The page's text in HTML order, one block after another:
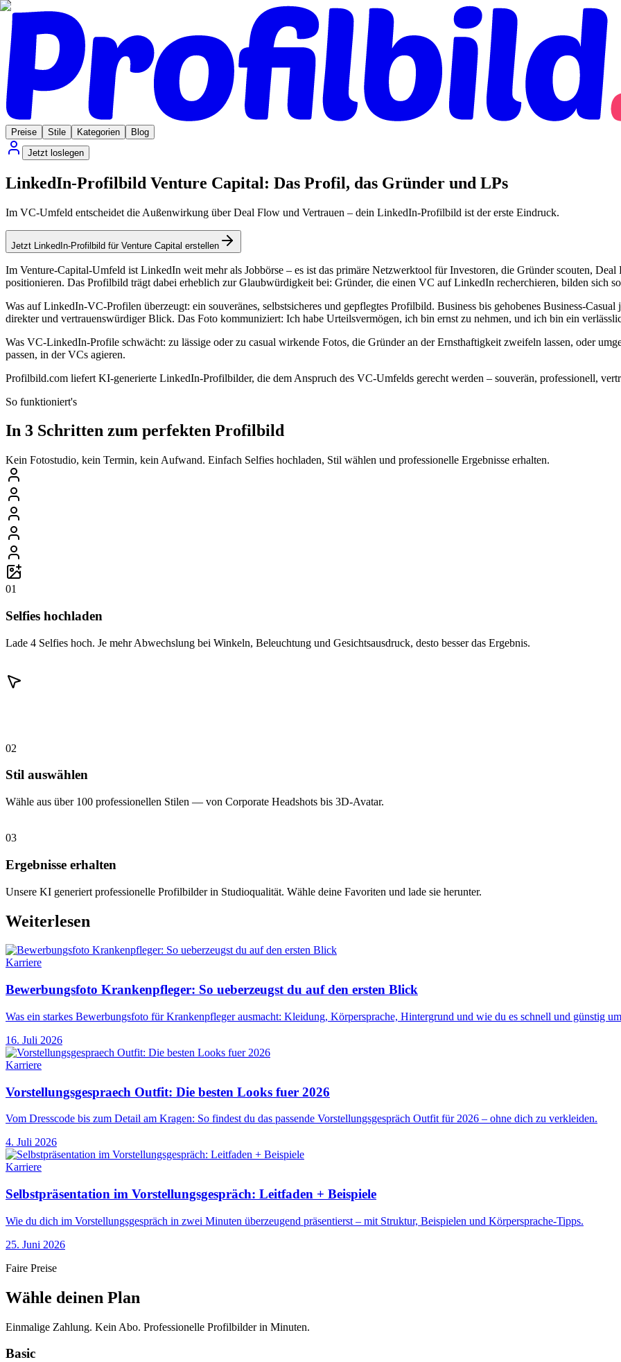
Preise Stile Kategorien
Blog
Jetzt loslegen
LinkedIn-Profilbild Venture Capital: Das Profil, das Gründer und LPs
Im VC-Umfeld entscheidet die Außenwirkung über Deal Flow und Vertrauen – dein LinkedIn-Profilbild ist der erste Eindruck.
Jetzt LinkedIn-Profilbild für Venture Capital erstellen
Im Venture-Capital-Umfeld ist LinkedIn weit mehr als Jobbörse – es ist das primäre Netzwerktool für Investoren, die Gründer scouten,
positionieren. Das Profilbild trägt dabei erheblich zur Glaubwürdigkeit bei: Gründer, die einen VC auf LinkedIn recherchieren, bilden sich
Was auf LinkedIn-VC-Profilen überzeugt: ein souveränes, selbstsicheres und gepflegtes Profilbild. Business bis gehobenes Business-
direkter und vertrauenswürdiger Blick. Das Foto kommuniziert: Ich habe Urteilsvermögen, ich bin ernst zu nehmen, und ich bin ein
Was VC-LinkedIn-Profile schwächt: zu lässige oder zu casual wirkende Fotos, die Gründer an der Ernsthaftigkeit zweifeln lassen, oder
passen, in der VCs agieren.
Profilbild.com liefert KI-generierte LinkedIn-Profilbilder, die dem Anspruch des VC-Umfelds gerecht werden – souverän, professionell,
So funktioniert's
In 3 Schritten zum perfekten Profilbild
Kein Fotostudio, kein Termin, kein Aufwand. Einfach Selfies hochladen, Stil wählen und professionelle Ergebnisse erhalten.
01
Selfies hochladen
Lade 4 Selfies hoch. Je mehr Abwechslung bei Winkeln, Beleuchtung und Gesichtsausdruck, desto besser das Ergebnis.
02
Stil auswählen
Wähle aus über 100 professionellen Stilen — von Corporate Headshots bis 3D-Avatar.
03
Ergebnisse erhalten
Unsere KI generiert professionelle Profilbilder in Studioqualität. Wähle deine Favoriten und lade sie herunter.
Weiterlesen
Karriere
Bewerbungsfoto Krankenpfleger: So ueberzeugst du auf den ersten Blick
Was ein starkes Bewerbungsfoto für Krankenpfleger ausmacht: Kleidung, Körpersprache, Hintergrund und wie du es schnell und günstig
16. Juli 2026
Karriere
Vorstellungsgespraech Outfit: Die besten Looks fuer 2026
Vom Dresscode bis zum Detail am Kragen: So findest du das passende Vorstellungsgespräch Outfit für 2026 – ohne dich zu verkleiden.
4. Juli 2026
Karriere
Selbstpräsentation im Vorstellungsgespräch: Leitfaden + Beispiele
Wie du dich im Vorstellungsgespräch in zwei Minuten überzeugend präsentierst – mit Struktur, Beispielen und Körpersprache-Tipps.
25. Juni 2026
Faire Preise
Wähle deinen Plan
Einmalige Zahlung. Kein Abo. Professionelle Profilbilder in Minuten.
Basic